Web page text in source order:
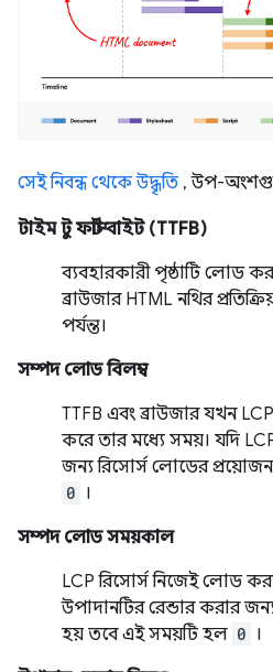
সেই নিবন্ধ থেকে উদ্ধৃতি , উপ-
টাইম টু ফার্স্ট বাইট (TTFB)
ব্যবহারকারী পৃষ্ঠাটি লোড
ব্রাউজার HTML নথির
পর্যন্ত।
সম্পদ লোড বিলম্ব
TTFB এবং ব্রাউজার যখন
করে তার মধ্যে সময়। যদি
জন্য রিসোর্স লোডের
0 ।
সম্পদ লোড সময়কাল
LCP রিসোর্স নিজেই লোড
উপাদানটির রেন্ডার করার
হয় তবে এই সময়টি হল 0 ।